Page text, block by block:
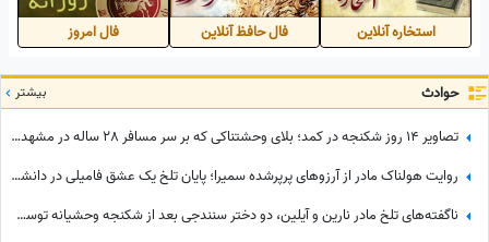
استخاره آنلاین فال حافظ آنلاین فال امروز
حوادث بیشتر
تصاویر 14 روز شکنجه در کمد؛ بلای وحشتناکی که بر سر مسافر 28 ساله در مشهد آوردند + جزئیات ماجرا
روایت هولناک مادر از آرزوهای پرپرشده سمیرا؛ پایان تلخ یک عشق فامیلی در دانشگاه قزوین + فیلم
ناگفته‌های تلخ مادر نارین و آیلین، دو دختر سنندجی بعد از شکنجه وحشیانه توسط پدر / من را به زور طلاق داد و ...